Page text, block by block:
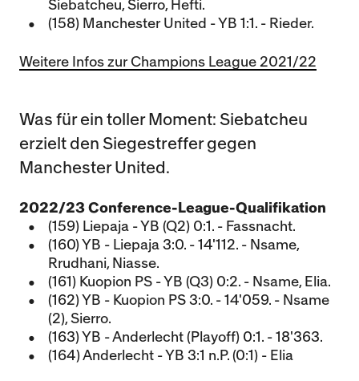
Siebatcheu, Sierro, Hefti.
(158) Manchester United - YB 1:1. - Rieder.
Weitere Infos zur Champions League 2021/22
Was für ein toller Moment: Siebatcheu
erzielt den Siegestreffer gegen
Manchester United.
2022/23 Conference-League-Qualifikation
(159) Liepaja - YB (Q2) 0:1. - Fassnacht.
(160) YB - Liepaja 3:0. - 14'112. - Nsame,
Rrudhani, Niasse.
(161) Kuopion PS - YB (Q3) 0:2. - Nsame, Elia.
(162) YB - Kuopion PS 3:0. - 14'059. - Nsame
(2), Sierro.
(163) YB - Anderlecht (Playoff) 0:1. - 18'363.
(164) Anderlecht - YB 3:1 n.P. (0:1) - Elia